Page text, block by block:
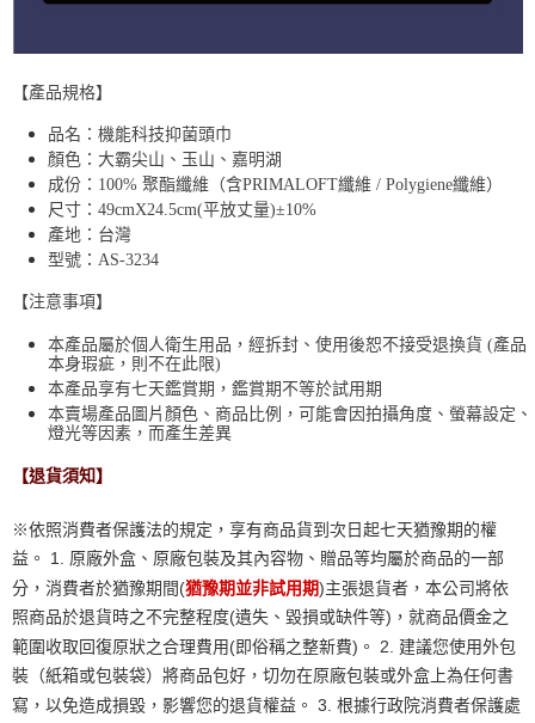
【產品規格】
品名：機能科技抑菌頭巾
顏色：大霸尖山、玉山、嘉明湖
成份：100% 聚酯纖維（含PRIMALOFT纖維 / Polygiene纖維）
尺寸：49cmX24.5cm(平放丈量)±10%
產地：台灣
型號：AS-3234
【注意事項】
本產品屬於個人衛生用品，經拆封、使用後恕不接受退換貨 (產品
本身瑕疵，則不在此限)
本產品享有七天鑑賞期，鑑賞期不等於試用期
本賣場產品圖片顏色、商品比例，可能會因拍攝角度、螢幕設定、
燈光等因素，而產生差異
【退貨須知】
※依照消費者保護法的規定，享有商品貨到次日起七天猶豫期的權
益。 1. 原廠外盒、原廠包裝及其內容物、贈品等均屬於商品的一部
分，消費者於猶豫期間(猶豫期並非試用期)主張退貨者，本公司將依
照商品於退貨時之不完整程度(遺失、毀損或缺件等)，就商品價金之
範圍收取回復原狀之合理費用(即俗稱之整新費)。 2. 建議您使用外包
裝（紙箱或包裝袋）將商品包好，切勿在原廠包裝或外盒上為任何書
寫，以免造成損毀，影響您的退貨權益。 3. 根據行政院消費者保護處